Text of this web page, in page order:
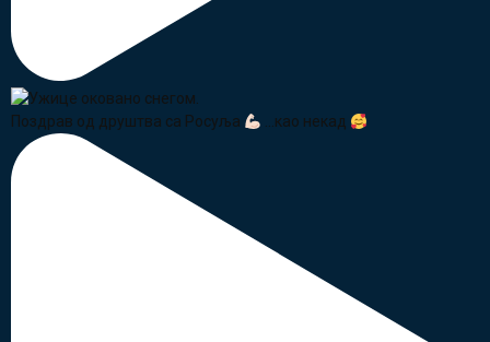
Поздрав од друштва са Росуља ...као некад